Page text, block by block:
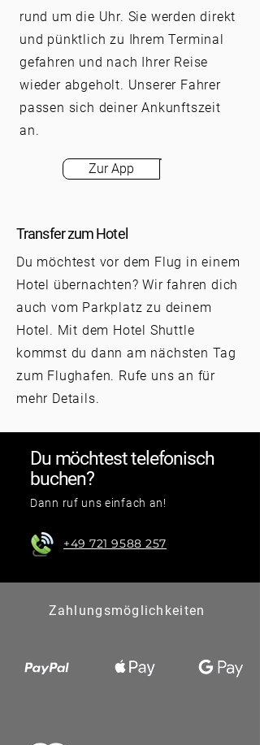
rund um die Uhr. Sie werden direkt
und pünktlich zu Ihrem Terminal
gefahren und nach Ihrer Reise
wieder abgeholt. Unserer Fahrer
passen sich deiner Ankunftszeit
an.
Zur App
Transfer zum Hotel
Du möchtest vor dem Flug in einem
Hotel übernachten? Wir fahren dich
auch vom Parkplatz zu deinem
Hotel. Mit dem Hotel Shuttle
kommst du dann am nächsten Tag
zum Flughafen. Rufe uns an für
mehr Details.
Du möchtest telefonisch
buchen?
Dann ruf uns einfach an!
+49 721 9588 257
Zahlungsmöglichkeiten